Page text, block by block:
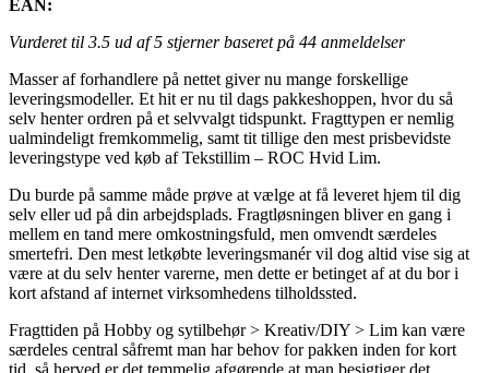
EAN:
Vurderet til 3.5 ud af 5 stjerner baseret på 44 anmeldelser
Masser af forhandlere på nettet giver nu mange forskellige
leveringsmodeller. Et hit er nu til dags pakkeshoppen, hvor du så
selv henter ordren på et selvvalgt tidspunkt. Fragttypen er nemlig
ualmindeligt fremkommelig, samt tit tillige den mest prisbevidste
leveringstype ved køb af Tekstillim – ROC Hvid Lim.
Du burde på samme måde prøve at vælge at få leveret hjem til dig
selv eller ud på din arbejdsplads. Fragtløsningen bliver en gang i
mellem en tand mere omkostningsfuld, men omvendt særdeles
smertefri. Den mest letkøbte leveringsmanér vil dog altid vise sig at
være at du selv henter varerne, men dette er betinget af at du bor i
kort afstand af internet virksomhedens tilholdssted.
Fragttiden på Hobby og sytilbehør > Kreativ/DIY > Lim kan være
særdeles central såfremt man har behov for pakken inden for kort
tid, så herved er det temmelig afgørende at man besigtiger det